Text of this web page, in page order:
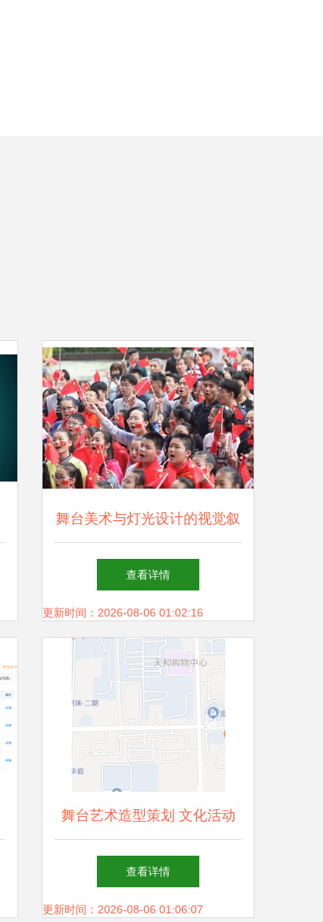
舞台美术与灯光设计的视觉叙
事
查看详情
更新时间：2026-08-06 01:02:16
舞台艺术造型策划 文化活动
与商业活动中的视觉灵魂
查看详情
更新时间：2026-08-06 01:06:07